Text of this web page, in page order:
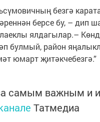
безгә
берсе бу, – дип
ялдагылар.–
булмый, район
юмарт җитәкчебезгә.”
самым важным и
Татмедиа